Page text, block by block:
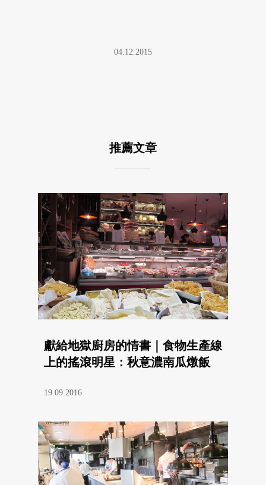
04.12.2015
推薦文章
獻給地獄廚房的情書｜食物生產線
上的搖滾明星：秋意濃南瓜燉飯
19.09.2016